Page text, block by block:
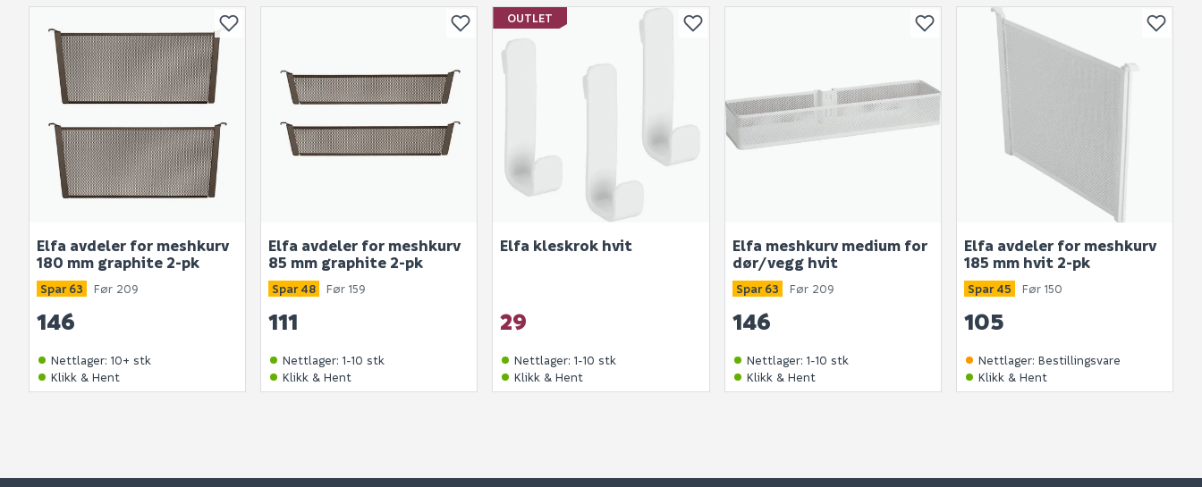
Skjule spørsmålet for andre?
Spørsmålet og svaret vil bli vist her etter at det er besvart.
Ingen spørsmål enda. Bli den første til å stille et spørsmål til dette
Elfa avdeler for meshkurv
180 mm graphite 2-pk
146
Spar 63 Før 209
Nettlager: 10+ stk
Klikk & Hent
Elfa avdeler for meshkurv
85 mm graphite 2-pk
111
Spar 48 Før 159
Nettlager:1-10 stk
Klikk & Hent
OUTLET
Elfa kleskrok hvit
29
Nettlager:1-10 stk
Klikk & Hent
Elfa meshkurv medium for
dør/vegg hvit
146
Spar 63 Før 209
Nettlager: 1-10 stk
Klikk & Hent
Elfa avdeler for meshkurv
185 mm hvit 2-pk
105
Spar 45 Før 150
Nettlager: Bestillingsvare
Klikk & Hent